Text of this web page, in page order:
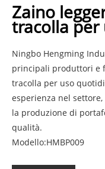
Zaino
tracolla
Ningbo Hengming
principali produttori e
tracolla per uso
esperienza nel
la produzione di
qualità.
Modello:HMBP009